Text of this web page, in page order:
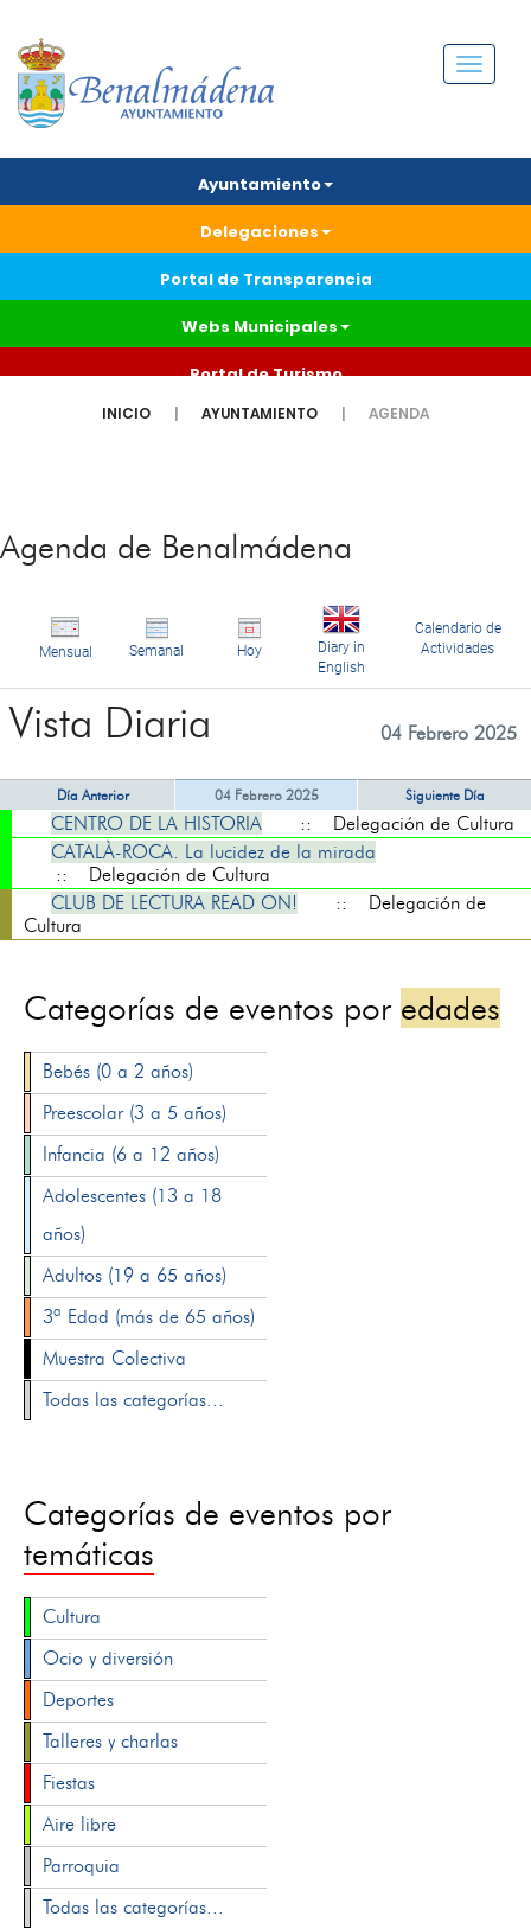
Menú
Ayuntamiento
Delegaciones
Portal de Transparencia
Webs Municipales
Portal de Turismo
INICIO AYUNTAMIENTO AGENDA
Agenda de Benalmádena
Mensual Semanal Hoy
Diary in
English
Calendario de
Actividades
Vista Diaria 04 Febrero 2025
Día Anterior 04 Febrero 2025 Siguiente Día
CENTRO DE LA HISTORIA
:: Delegación de Cultura
CATALÀ-ROCA. La lucidez de la mirada
:: Delegación de Cultura
CLUB DE LECTURA READ ON!
:: Delegación de
Cultura
Categorías de eventos por edades
Bebés (0 a 2 años)
Preescolar (3 a 5 años)
Infancia (6 a 12 años)
Adolescentes (13 a 18
años)
Adultos (19 a 65 años)
3ª Edad (más de 65 años)
Muestra Colectiva
Todas las categorías...
Categorías de eventos por
temáticas
Cultura
Ocio y diversión
Deportes
Talleres y charlas
Fiestas
Aire libre
Parroquia
Todas las categorías...